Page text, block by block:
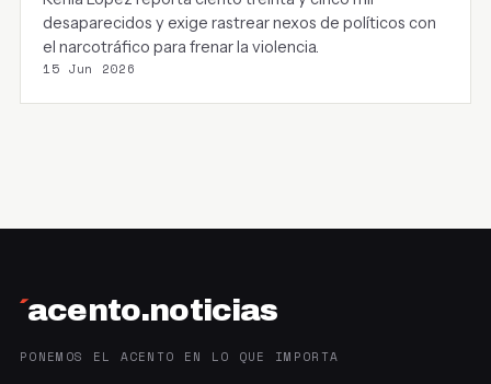
desaparecidos y exige rastrear nexos de políticos con
el narcotráfico para frenar la violencia.
15 Jun 2026
´acento.noticias
PONEMOS EL ACENTO EN LO QUE IMPORTA